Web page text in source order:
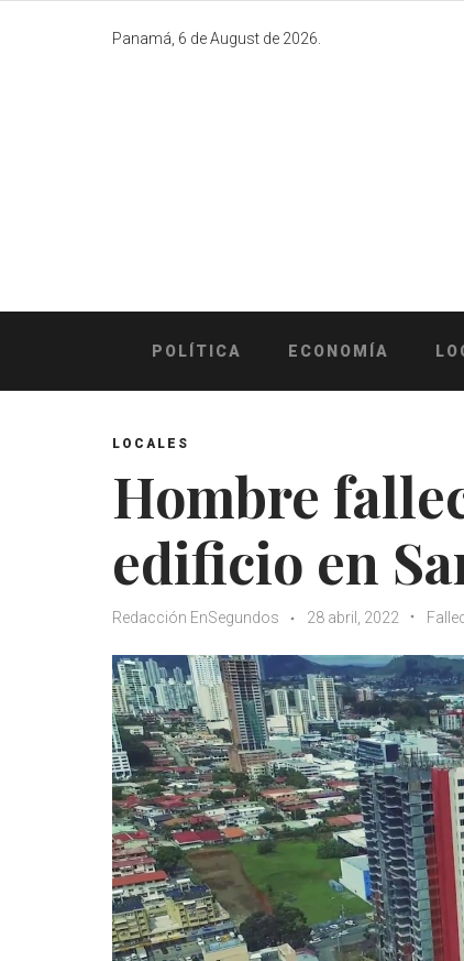
Panamá, 6 de August de 2026.
POLÍTICA ECONOMÍA
LOCALES
Hombre
edificio en
Redacción EnSegundos 28 abril, 2022